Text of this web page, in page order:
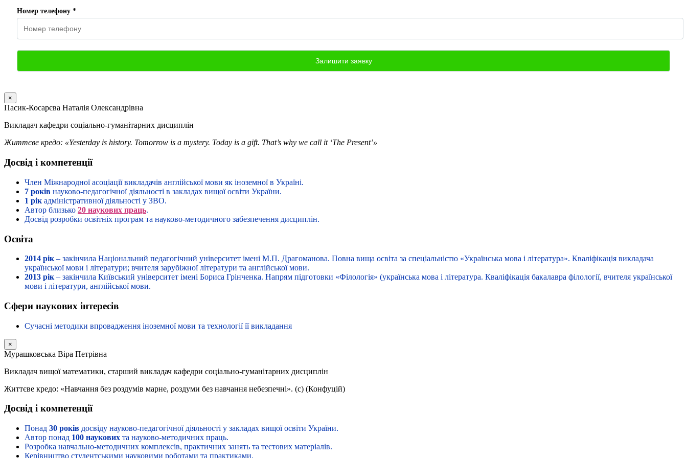
Номер телефону *
×
Пасик-Косарєва Наталія Олександрівна
Викладач кафедри соціально-гуманітарних дисциплін
Життєве кредо: «Yesterday is history. Tomorrow is a mystery. Today is a gift. That’s why we call it ‘The Present’»
Досвід і компетенції
Член Міжнародної асоціації викладачів англійської мови як іноземної в Україні.
7 років науково-педагогічної діяльності в закладах вищої освіти України.
1 рік адміністративної діяльності у ЗВО.
Автор близько 20 наукових праць.
Досвід розробки освітніх програм та науково-методичного забезпечення дисциплін.
Освіта
2014 рік – закінчила Національний педагогічний університет імені М.П. Драгоманова. Повна вища освіта за спеціальністю «Українська мова і література». Кваліфікація викладача
української мови і літератури; вчителя зарубіжної літератури та англійської мови.
2013 рік – закінчила Київський університет імені Бориса Грінченка. Напрям підготовки «Філологія» (українська мова і література. Кваліфікація бакалавра філології, вчителя української
мови і літератури, англійської мови.
Сфери наукових інтересів
Сучасні методики впровадження іноземної мови та технології її викладання
×
Мурашковська Віра Петрівна
Викладач вищої математики, старший викладач кафедри соціально-гуманітарних дисциплін
Життєве кредо: «Навчання без роздумів марне, роздуми без навчання небезпечні». (с) (Конфуцій)
Досвід і компетенції
Понад 30 років досвіду науково-педагогічної діяльності у закладах вищої освіти України.
Автор понад 100 наукових та науково-методичних праць.
Розробка навчально-методичних комплексів, практичних занять та тестових матеріалів.
Керівництво студентськими науковими роботами та практиками.